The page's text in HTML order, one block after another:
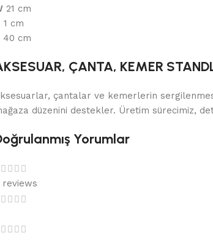
21 cm
1 cm
40 cm
ÇANTA, KEMER
çantalar ve kemerlerin
düzenini destekler. Üretim sürecimiz,
Yorumlar
reviews